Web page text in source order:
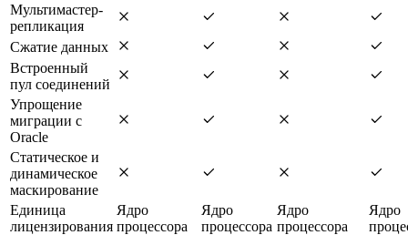
Мультимастер-
репликация
Сжатие данных
Встроенный
пул соединений
Упрощение
миграции с
Oracle
Статическое и
динамическое
маскирование
Единица
лицензирования
Ядро
процессора
Ядро
процессора
Ядро
процессора
Ядро